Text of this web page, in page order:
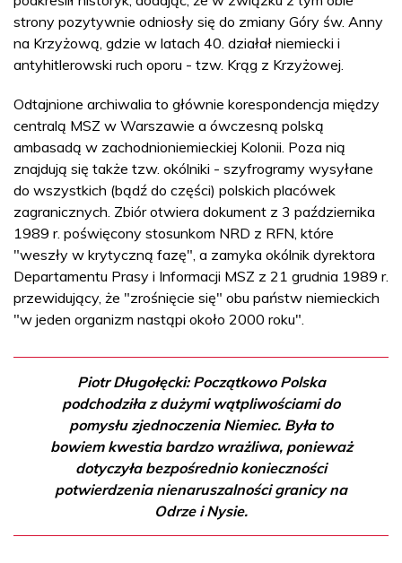
strony pozytywnie odniosły się do zmiany Góry św. Anny
na Krzyżową, gdzie w latach 40. działał niemiecki i
antyhitlerowski ruch oporu - tzw. Krąg z Krzyżowej.
Odtajnione archiwalia to głównie korespondencja między
centralą MSZ w Warszawie a ówczesną polską
ambasadą w zachodnioniemieckiej Kolonii. Poza nią
znajdują się także tzw. okólniki - szyfrogramy wysyłane
do wszystkich (bądź do części) polskich placówek
zagranicznych. Zbiór otwiera dokument z 3 października
1989 r. poświęcony stosunkom NRD z RFN, które
"weszły w krytyczną fazę", a zamyka okólnik dyrektora
Departamentu Prasy i Informacji MSZ z 21 grudnia 1989 r.
przewidujący, że "zrośnięcie się" obu państw niemieckich
"w jeden organizm nastąpi około 2000 roku".
Piotr Długołęcki: Początkowo Polska
podchodziła z dużymi wątpliwościami do
pomysłu zjednoczenia Niemiec. Była to
bowiem kwestia bardzo wrażliwa, ponieważ
dotyczyła bezpośrednio konieczności
potwierdzenia nienaruszalności granicy na
Odrze i Nysie.